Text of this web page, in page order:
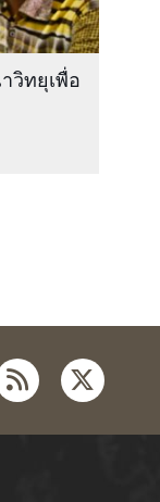
วิทยุเพื่อ
twitter